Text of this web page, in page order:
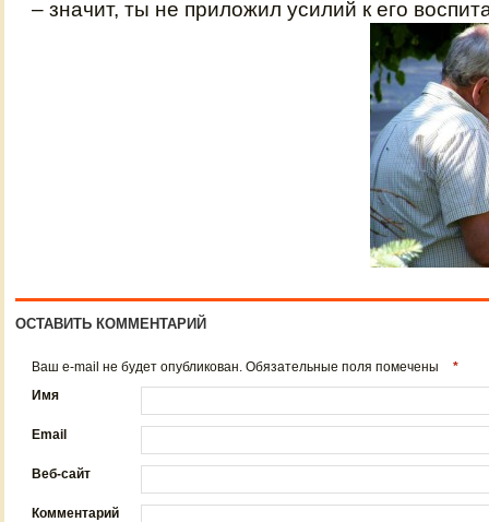
– значит, ты не приложил усилий к его
ОСТАВИТЬ КОММЕНТАРИЙ
Ваш e-mail не будет опубликован. Обязательные поля помечены
*
Имя
Email
Веб-сайт
Комментарий